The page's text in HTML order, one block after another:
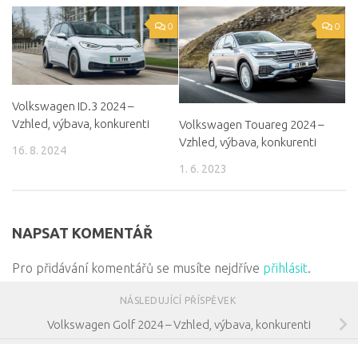
0
Volkswagen ID.3 2024 –
Vzhled, výbava, konkurenti
16. 8. 2024
0
Volkswagen Touareg 2024 –
Vzhled, výbava, konkurenti
1. 6. 2023
NAPSAT KOMENTÁŘ
Pro přidávání komentářů se musíte nejdříve přihlásit.
NÁSLEDUJÍCÍ PŘÍSPĚVEK
Volkswagen Golf 2024 – Vzhled, výbava, konkurenti